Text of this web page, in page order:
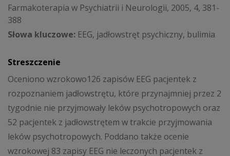
Farmakoterapia w Psychiatrii i Neurologii, 2005, 4, 381-
388
Słowa kluczowe: EEG, jadłowstręt psychiczny, bulimia
Streszczenie
Oceniono wzrokowo126 zapisów EEG pacjentek z
rozpoznaniem jadłowstrętu, które przynajmniej przez 2
tygodnie nie przyjmowały leków psychotropowych oraz
52 pacjentek z jadłowstrętem w trakcie przyjmowania
leków psychotropowych. Poddano także ocenie
wzrokowej 83 zapisy EEG nie leczonych pacjentek z